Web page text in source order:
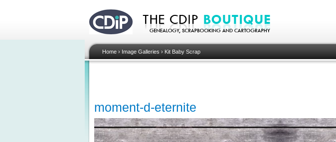
Home› Image Galleries › Kit Baby Scrap
moment-d-eternite